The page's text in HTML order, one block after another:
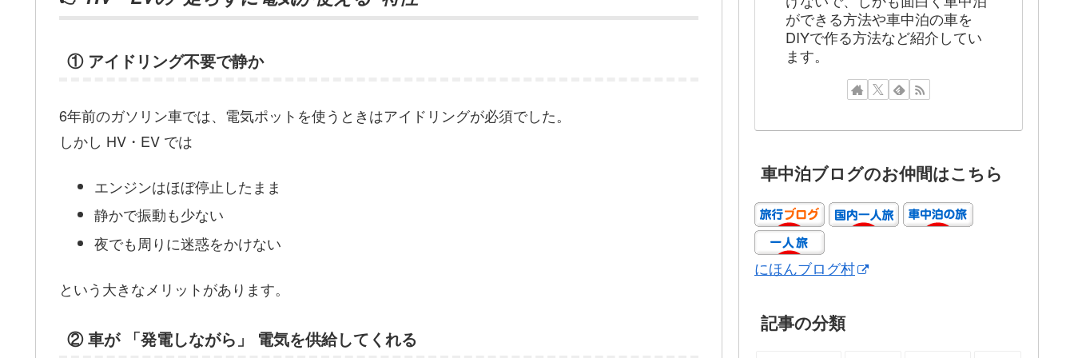
① アイドリング不要で静か
6年前のガソリン車では、電気ポットを使うときはアイドリングが必須でした。
しかし HV・EV では
エンジンはほぼ停止したまま
静かで振動も少ない
夜でも周りに迷惑をかけない
という大きなメリットがあります。
② 車が 「発電しながら」 電気を供給してくれる
ができる方法や車中泊の車を
DIYで作る方法など紹介してい
ます。
車中泊ブログのお仲間はこちら
にほんブログ村
記事の分類